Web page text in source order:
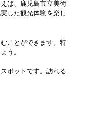
ば、鹿児島市立美術
した観光体験を楽し
ことができます。特
う。
ポットです。訪れる